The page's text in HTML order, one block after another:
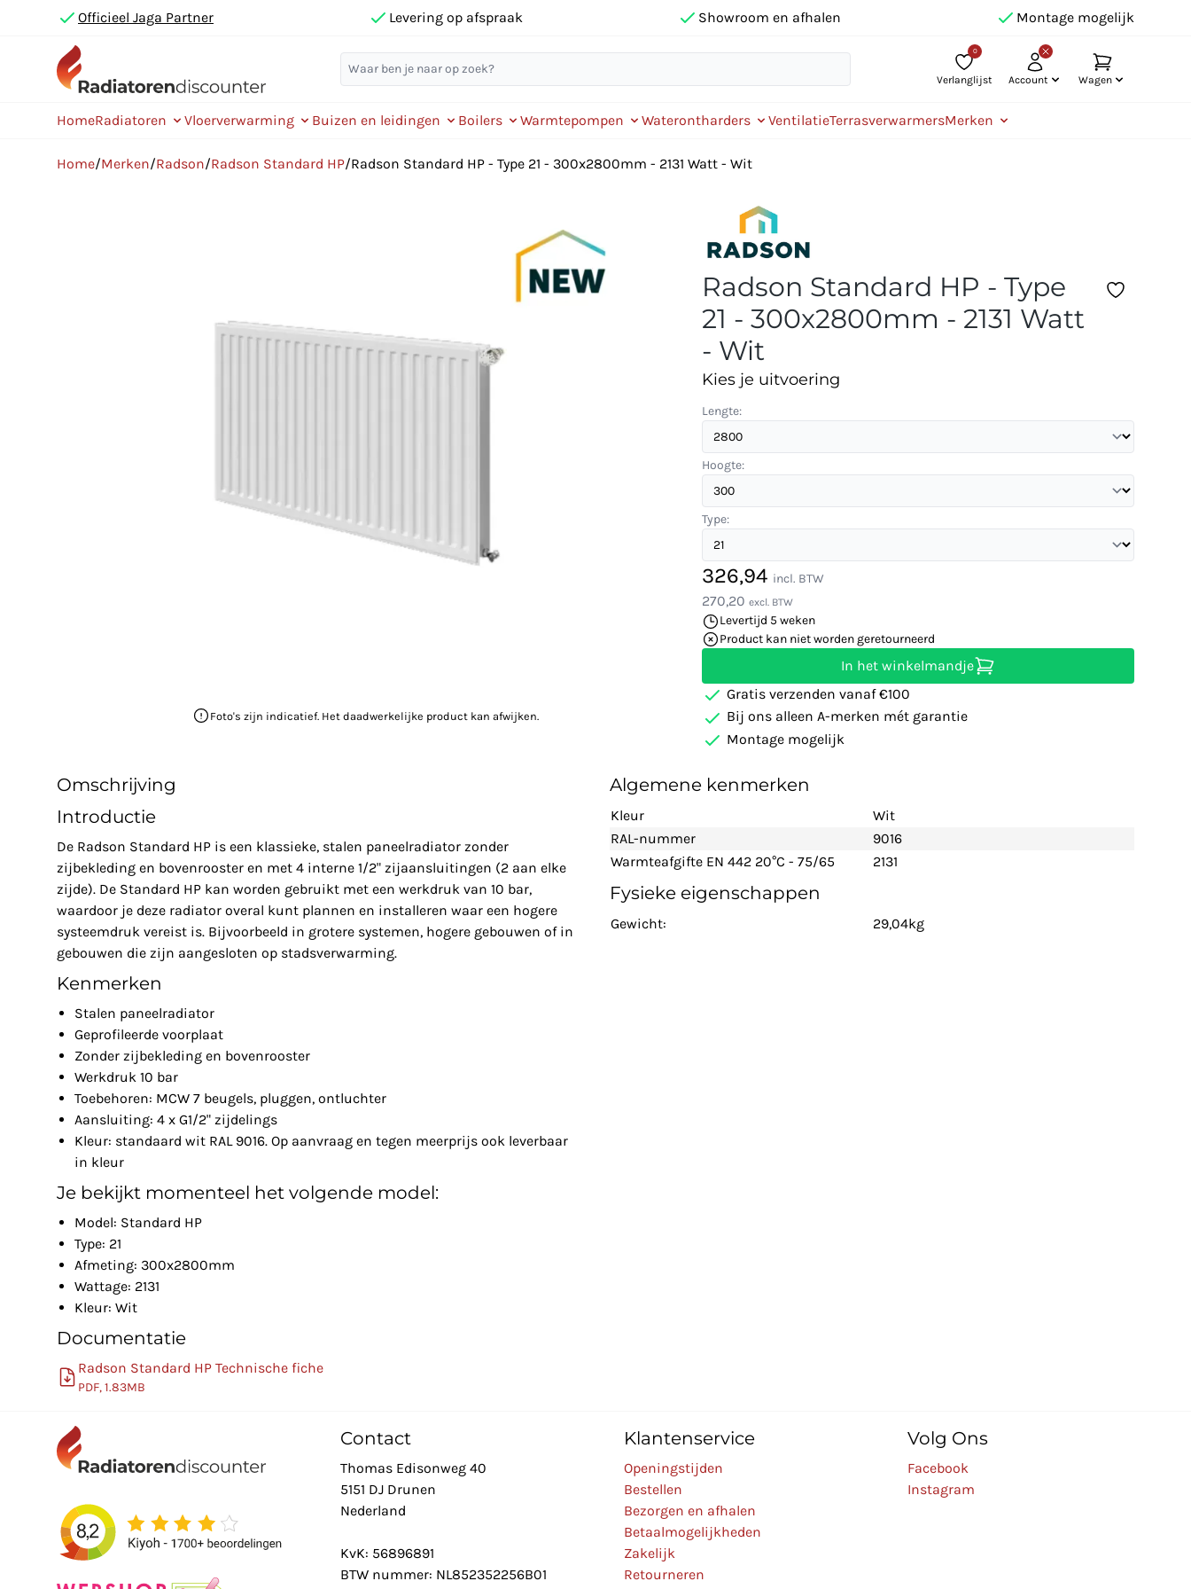
Officieel Jaga Partner Levering op afspraak Showroom en afhalen Montage mogelijk
0
Verlanglijst Account Wagen
HomeRadiatoren Vloerverwarming Buizen en leidingen Boilers Warmtepompen Waterontharders VentilatieTerrasverwarmersMerken
Home/Merken/Radson/Radson Standard HP/Radson Standard HP - Type 21 - 300x2800mm - 2131 Watt - Wit
Foto's zijn indicatief. Het daadwerkelijke product kan afwijken.
Radson Standard HP - Type
21 - 300x2800mm - 2131 Watt
- Wit
Kies je uitvoering
Lengte:
Hoogte:
Type:
326,94 incl. BTW
270,20 excl. BTW
Levertijd 5 weken
Product kan niet worden geretourneerd
In het winkelmandje
Gratis verzenden vanaf €100
Bij ons alleen A-merken mét garantie
Montage mogelijk
Omschrijving
Introductie
De Radson Standard HP is een klassieke, stalen paneelradiator zonder
zijbekleding en bovenrooster en met 4 interne 1/2" zijaansluitingen (2 aan elke
zijde). De Standard HP kan worden gebruikt met een werkdruk van 10 bar,
waardoor je deze radiator overal kunt plannen en installeren waar een hogere
systeemdruk vereist is. Bijvoorbeeld in grotere systemen, hogere gebouwen of in
gebouwen die zijn aangesloten op stadsverwarming.
Kenmerken
Stalen paneelradiator
Geprofileerde voorplaat
Zonder zijbekleding en bovenrooster
Werkdruk 10 bar
Toebehoren: MCW 7 beugels, pluggen, ontluchter
Aansluiting: 4 x G1/2" zijdelings
Kleur: standaard wit RAL 9016. Op aanvraag en tegen meerprijs ook leverbaar
in kleur
Je bekijkt momenteel het volgende model:
Model: Standard HP
Type: 21
Afmeting: 300x2800mm
Wattage: 2131
Kleur: Wit
Documentatie
Radson Standard HP Technische fiche
PDF, 1.83MB
Algemene kenmerken
Kleur
Wit
RAL-nummer
9016
Warmteafgifte EN 442 20°C - 75/65
2131
Fysieke eigenschappen
Gewicht: 29,04kg
Contact
Thomas Edisonweg 40
5151 DJ Drunen
Nederland
KvK: 56896891
BTW nummer: NL852352256B01
Klantenservice
Openingstijden
Bestellen
Bezorgen en afhalen
Betaalmogelijkheden
Zakelijk
Retourneren
Volg Ons
Facebook
Instagram